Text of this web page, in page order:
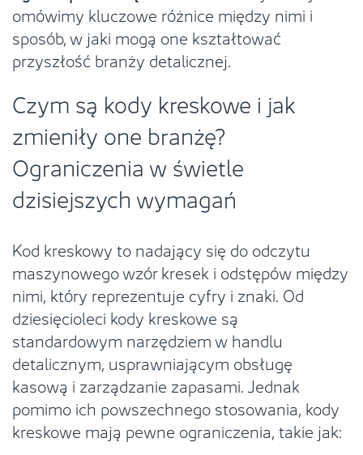
omówimy kluczowe różnice między nimi i
sposób, w jaki mogą one kształtować
przyszłość branży detalicznej.
Czym są kody kreskowe i jak
zmieniły one branżę?
Ograniczenia w świetle
dzisiejszych wymagań
Kod kreskowy to nadający się do odczytu
maszynowego wzór kresek i odstępów między
nimi, który reprezentuje cyfry i znaki. Od
dziesięcioleci kody kreskowe są
standardowym narzędziem w handlu
detalicznym, usprawniającym obsługę
kasową i zarządzanie zapasami. Jednak
pomimo ich powszechnego stosowania, kody
kreskowe mają pewne ograniczenia, takie jak: